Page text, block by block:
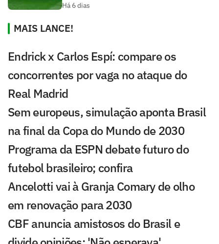
Há 6 dias
MAIS LANCE!
Endrick x Carlos Espí: compare os
concorrentes por vaga no ataque do
Real Madrid
Sem europeus, simulação aponta Brasil
na final da Copa do Mundo de 2030
Programa da ESPN debate futuro do
futebol brasileiro; confira
Ancelotti vai à Granja Comary de olho
em renovação para 2030
CBF anuncia amistosos do Brasil e